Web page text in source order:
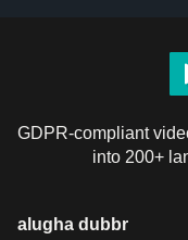
GDPR-compliant
into 200+
alugha dubbr